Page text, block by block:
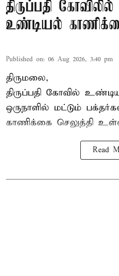
திருப்பதி
உண்டியல்
Published on: 06 Aug 2026, 3:40 pm
திருமலை,
திருப்பதி கோவில்
ஒருநாளில் மட்டும்
காணிக்கை செலுத்தி
Read